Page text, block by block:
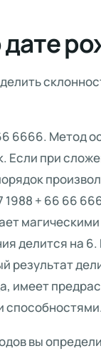
дате
6666. Метод
Если при
+ 66 66
делится на
результат
имеет
способностями.
вы